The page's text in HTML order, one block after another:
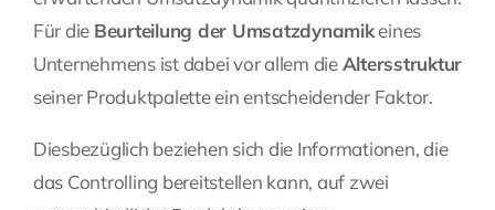
Für die Beurteilung der Umsatzdynamikeines
Unternehmens ist dabei vor allem dieAltersstruktur
seiner Produktpalette ein entscheidender Faktor.
Diesbezüglich beziehen sich die Informationen, die
das Controlling bereitstellen kann, auf zwei